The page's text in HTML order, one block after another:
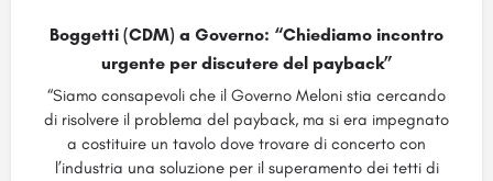
Boggetti (CDM) a Governo: “Chiediamo incontro
urgente per discutere del payback”
“Siamo consapevoli che il Governo Meloni stia cercando
di risolvere il problema del payback, ma si era impegnato
a costituire un tavolo dove trovare di concerto con
l’industria una soluzione per il superamento dei tetti di